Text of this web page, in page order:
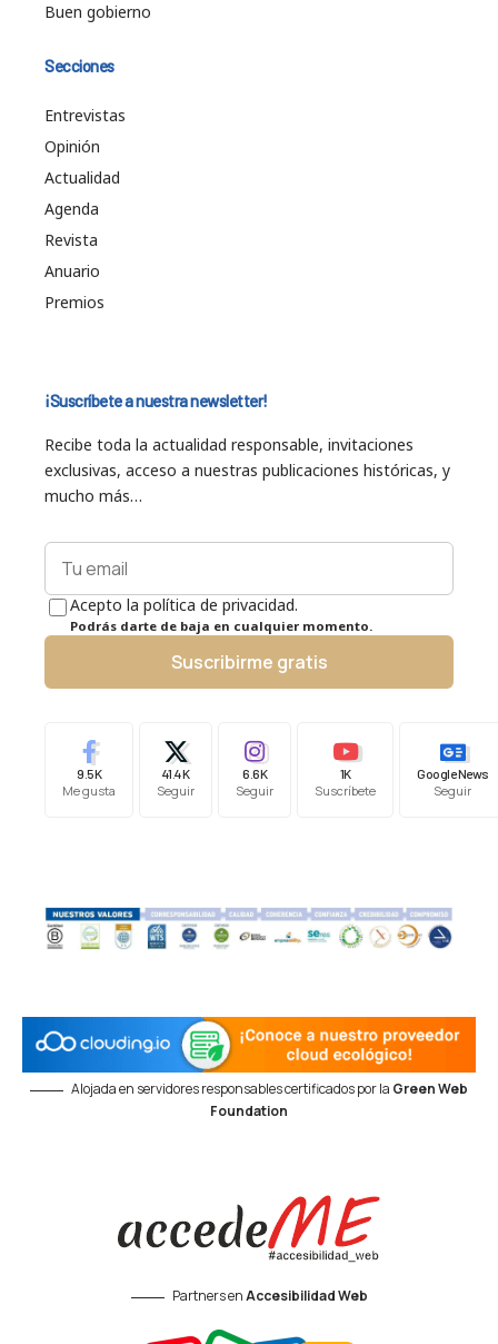
Buen gobierno
Secciones
Entrevistas
Opinión
Actualidad
Agenda
Revista
Anuario
Premios
¡Suscríbete a nuestra newsletter!
Recibe toda la actualidad responsable, invitaciones
exclusivas, acceso a nuestras publicaciones históricas, y
mucho más…
Acepto la política de privacidad.
Podrás darte de baja en cualquier momento.
Suscribirme gratis
9.5K
Me gusta
41.4K
Seguir
6.6K
Seguir
1K
Suscríbete
Google News
Seguir
Alojada en servidores responsables certificados por la Green Web
Foundation
Partners enAccesibilidad Web